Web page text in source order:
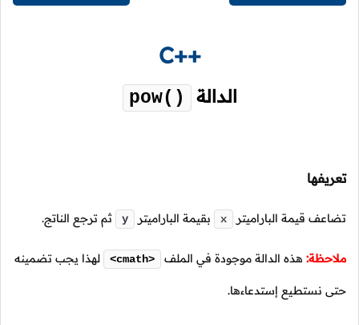
C++
الدالة pow()
تعريفها
تضاعف قيمة الباراميتر x بقيمة الباراميتر y ثم ترجع الناتج.
ملاحظة: هذه الدالة موجودة في الملف <cmath> لهذا يجب تضمينه
حتى نستطيع إستدعاءها.